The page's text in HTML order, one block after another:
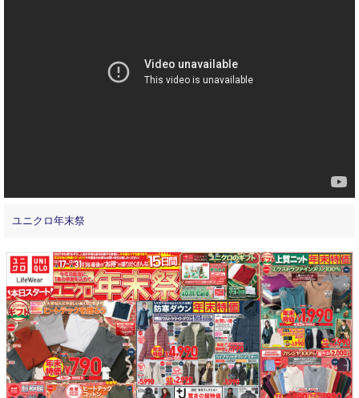
ユニクロ年末祭